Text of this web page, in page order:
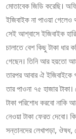
মোতাবেক জিডি করেছি।
ইজিবাইক না পাওয়া গেলেও
সেই আশ্বাসে ইজিবাইক
চালাতে বেশ কিছু টাকা ধার
গেছেন। তিনি আর হয়তো
তারপর আবার ঐ ইজিবাইকে
তার পাওনা ৭৫ হাজার টাকা।
টাকা পরিশোধ করবো নাকি
নেওয়া টাকা ফেরত দেবো।
সন্তানদের লেখাপড়া,